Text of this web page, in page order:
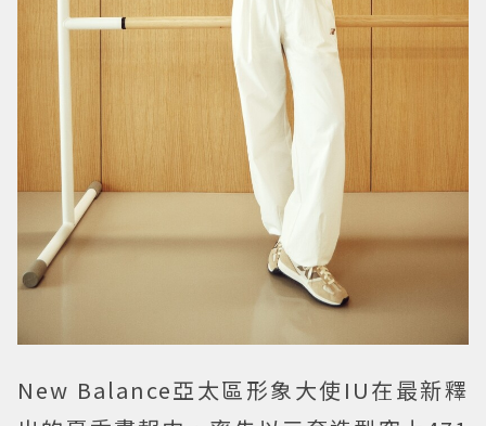
New Balance亞太區形象大使IU在最新釋